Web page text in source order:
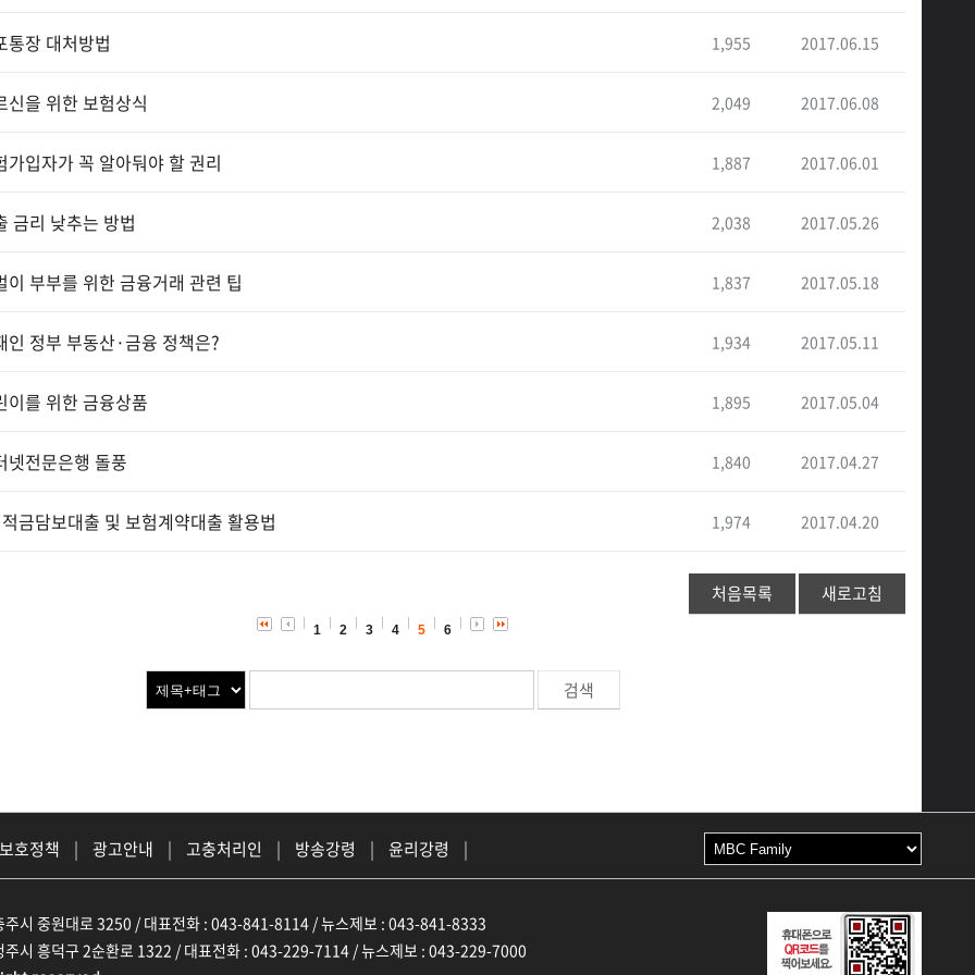
장 대처방법 1,955 2017.06.15
을 위한 보험상식 2,049 2017.06.08
입자가 꼭 알아둬야 할 권리 1,887 2017.06.01
금리 낮추는 방법 2,038 2017.05.26
부부를 위한 금융거래 관련 팁 1,837 2017.05.18
정부 부동산·금융 정책은? 1,934 2017.05.11
를 위한 금융상품 1,895 2017.05.04
전문은행 돌풍 1,840 2017.04.27
금담보대출 및 보험계약대출 활용법 1,974 2017.04.20
처음목록 새로고침
1 2 3 4 5 6
호정책 | 광고안내 | 고충처리인 | 방송강령 | 윤리강령 |
시 중원대로 3250 / 대표전화 : 043-841-8114 / 뉴스제보 : 043-841-8333
시 흥덕구 2순환로 1322 / 대표전화 : 043-229-7114 / 뉴스제보 : 043-229-7000